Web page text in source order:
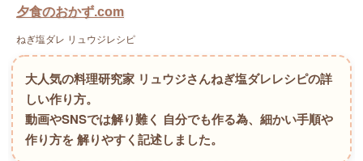
夕食のおかず.com
ねぎ塩ダレ リュウジレシピ
大人気の料理研究家 リュウジさんねぎ塩ダレレシピの詳
しい作り方。
動画やSNSでは解り難く 自分でも作る為、細かい手順や
作り方を 解りやすく記述しました。